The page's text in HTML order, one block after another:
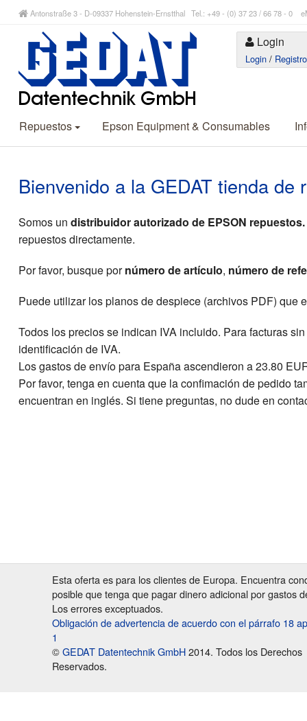
Antonstraße 3 - D-09337 Hohenstein-Ernstthal Tel.: +49 - (0) 37 23 / 66 78 - 0
Login
Login / Registro
Repuestos Epson Equipment & Consumables
Bienvenido a la GEDAT tienda de
Somos un distribuidor autorizado de EPSON repuestos.
repuestos directamente.
Por favor, busque pornúmero de artículo, número de
Puede utilizar los planos de despiece (archivos PDF) que
Todos los precios se indican IVA incluido. Para facturas
identificación de IVA.
Los gastos de envío para España ascendieron a 23.80
Por favor, tenga en cuenta que la confimación de pedido
encuentran en inglés. Si tiene preguntas, no dude en
Esta oferta es para los clientes de Europa. Encuentra
posible que tenga que pagar dinero adicional por gastos
Los errores exceptuados.
Obligación de advertencia de acuerdo con el párrafo 18
1
©GEDAT Datentechnik GmbH2014. Todos los Derechos
Reservados.